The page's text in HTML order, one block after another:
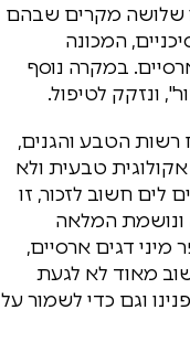
שלושה מקרים שבהם
המכונה
במקרה נוסף
ונזקק לטיפול.
רשות הטבע והגנים,
טבעית ולא
לים חשוב לזכור, זו
ונושמת המלאה
מיני דגים ארסיים,
מאוד לא לגעת
וגם כדי לשמור על